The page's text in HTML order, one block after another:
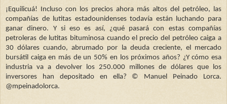
¡Equilicuá! Incluso con los precios ahora más altos del petróleo, las
compañías de lutitas estadounidenses todavía están luchando para
ganar dinero. Y si eso es así, ¿qué pasará con estas compañías
petroleras de lutitas bituminosa cuando el precio del petróleo caiga a
30 dólares cuando, abrumado por la deuda creciente, el mercado
bursátil caiga en más de un 50% en los próximos años? ¿Y cómo esa
industria va a devolver los 250.000 millones de dólares que los
inversores han depositado en ella? © Manuel Peinado Lorca.
@mpeinadolorca.